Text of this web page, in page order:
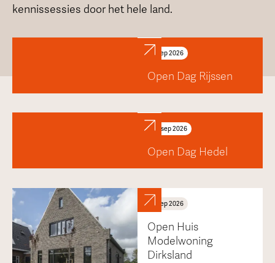
kennissessies door het hele land.
4 sep2026
Open Dag Rijssen
25 sep2026
Open Dag Hedel
5 sep2026
Open Huis
Modelwoning
Dirksland